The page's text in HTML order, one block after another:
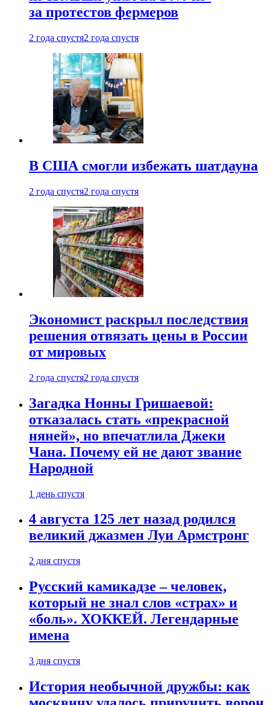
за протестов фермеров
2 года спустя2 года спустя
В США смогли избежать шатдауна
2 года спустя2 года спустя
Экономист раскрыл последствия
решения отвязать цены в России
от мировых
2 года спустя2 года спустя
Загадка Нонны Гришаевой:
отказалась стать «прекрасной
няней», но впечатлила Джеки
Чана. Почему ей не дают звание
Народной
1 день спустя
4 августа 125 лет назад родился
великий джазмен Луи Армстронг
2 дня спустя
Русский камикадзе – человек,
который не знал слов «страх» и
«боль». ХОККЕЙ. Легендарные
имена
3 дня спустя
История необычной дружбы: как